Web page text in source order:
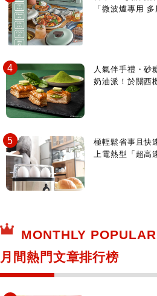
「微波爐專用
人氣伴手禮・砂
奶油派！於關西
極輕鬆省事且快
上電熱型「超高
MONTHLY POPULAR
月間熱門文章排行榜